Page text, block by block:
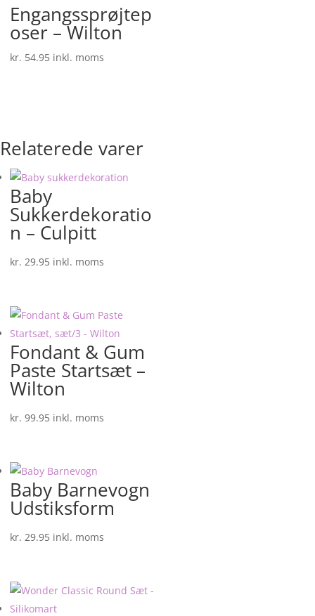
Engangssprøjtep
oser – Wilton
kr. 54.95 inkl. moms
Relaterede varer
Baby
Sukkerdekoratio
n – Culpitt
kr. 29.95 inkl. moms
Fondant & Gum
Paste Startsæt –
Wilton
kr. 99.95 inkl. moms
Baby Barnevogn
Udstiksform
kr. 29.95 inkl. moms